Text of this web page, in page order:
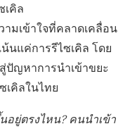
เคิล
มเข้าใจที่คลาดเคลื่อน
นแค่การรีไซเคิล โดย
ญหาการนำเข้าขยะ
เคิลในไทย
อยู่ตรงไหน? คนนำเข้า